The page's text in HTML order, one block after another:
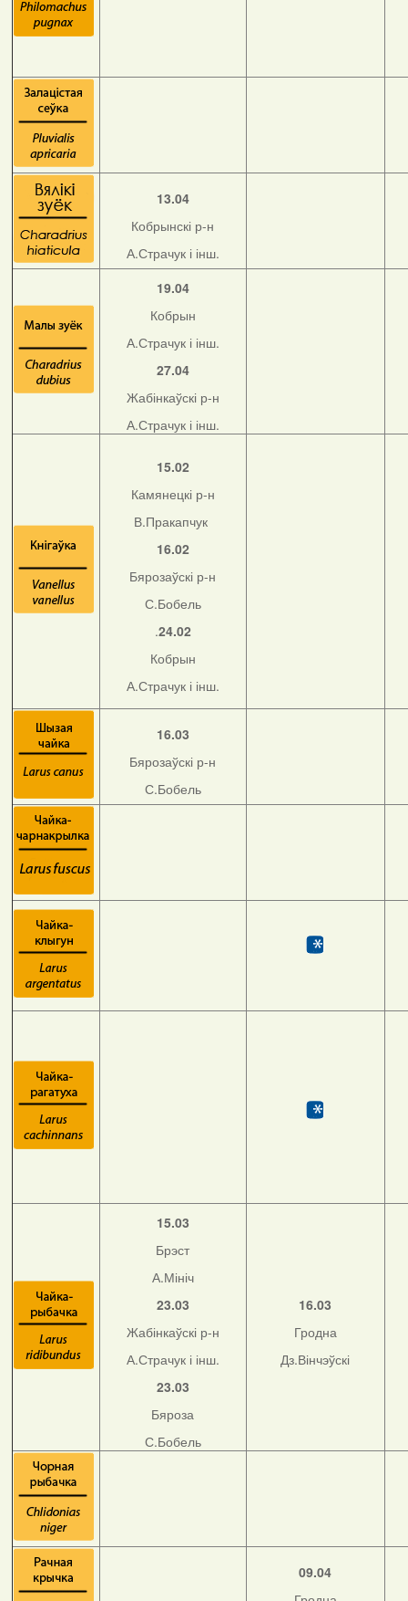
13.04
Кобрынскі р-н
А.Страчук і інш.
19.04
Кобрын
А.Страчук і інш.
27.04
Жабінкаўскі р-н
А.Страчук і інш.
15.02
Камянецкі р-н
В.Пракапчук
16.02
Бярозаўскі р-н
С.Бобель
.24.02
Кобрын
А.Страчук і інш.
16.03
Бярозаўскі р-н
С.Бобель
15.03
Брэст
А.Мініч
23.03
Жабінкаўскі р-н
А.Страчук і інш.
23.03
Бяроза
С.Бобель
16.03
Гродна
Дз.Вінчэўскі
09.04